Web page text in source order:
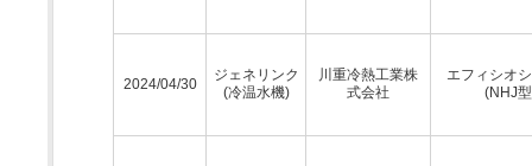
2024/04/30
ジェネリンク
(冷温水機)
川重冷熱工業株
式会社
エフィシオ
(NHJ